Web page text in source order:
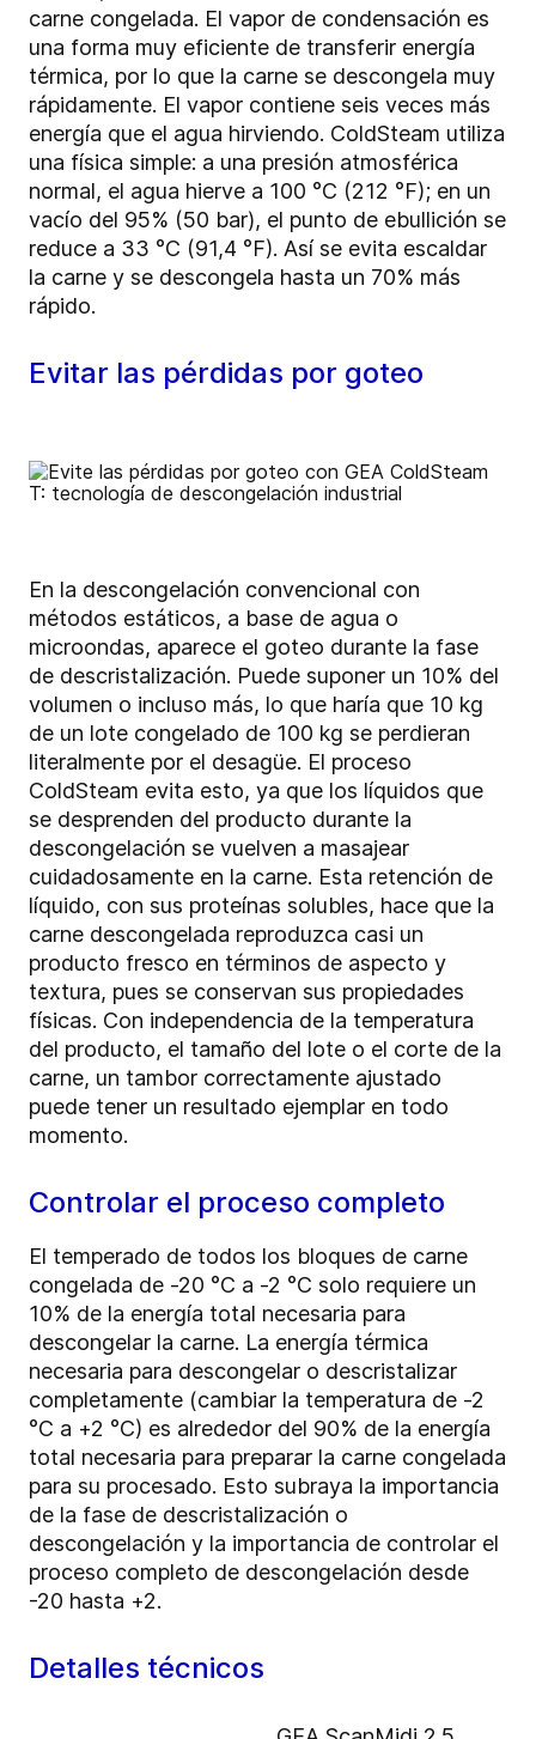
carne congelada. El vapor de condensación es
una forma muy eficiente de transferir energía
térmica, por lo que la carne se descongela muy
rápidamente. El vapor contiene seis veces más
energía que el agua hirviendo. ColdSteam utiliza
una física simple: a una presión atmosférica
normal, el agua hierve a 100 °C (212 °F); en un
vacío del 95% (50 bar), el punto de ebullición se
reduce a 33 °C (91,4 °F). Así se evita escaldar
la carne y se descongela hasta un 70% más
rápido.
Evitar las pérdidas por goteo
En la descongelación convencional con
métodos estáticos, a base de agua o
microondas, aparece el goteo durante la fase
de descristalización. Puede suponer un 10% del
volumen o incluso más, lo que haría que 10 kg
de un lote congelado de 100 kg se perdieran
literalmente por el desagüe. El proceso
ColdSteam evita esto, ya que los líquidos que
se desprenden del producto durante la
descongelación se vuelven a masajear
cuidadosamente en la carne. Esta retención de
líquido, con sus proteínas solubles, hace que la
carne descongelada reproduzca casi un
producto fresco en términos de aspecto y
textura, pues se conservan sus propiedades
físicas. Con independencia de la temperatura
del producto, el tamaño del lote o el corte de la
carne, un tambor correctamente ajustado
puede tener un resultado ejemplar en todo
momento.
Controlar el proceso completo
El temperado de todos los bloques de carne
congelada de -20 °C a -2 °C solo requiere un
10% de la energía total necesaria para
descongelar la carne. La energía térmica
necesaria para descongelar o descristalizar
completamente (cambiar la temperatura de -2
°C a +2 °C) es alrededor del 90% de la energía
total necesaria para preparar la carne congelada
para su procesado. Esto subraya la importancia
de la fase de descristalización o
descongelación y la importancia de controlar el
proceso completo de descongelación desde
-20 hasta +2.
Detalles técnicos